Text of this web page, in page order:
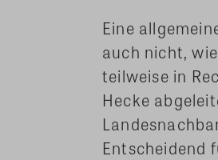
Eine
auch nicht,
teilweise in
Hecke
Entscheidend